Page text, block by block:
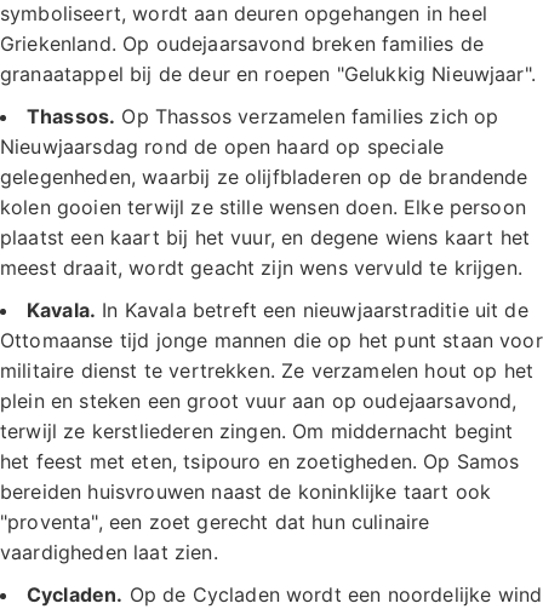
symboliseert, wordt aan deuren opgehangen in heel
Griekenland. Op oudejaarsavond breken families de
granaatappel bij de deur en roepen "Gelukkig Nieuwjaar".
Thassos. Op Thassos verzamelen families zich op
Nieuwjaarsdag rond de open haard op speciale
gelegenheden, waarbij ze olijfbladeren op de brandende
kolen gooien terwijl ze stille wensen doen. Elke persoon
plaatst een kaart bij het vuur, en degene wiens kaart het
meest draait, wordt geacht zijn wens vervuld te krijgen.
Kavala. In Kavala betreft een nieuwjaarstraditie uit de
Ottomaanse tijd jonge mannen die op het punt staan voor
militaire dienst te vertrekken. Ze verzamelen hout op het
plein en steken een groot vuur aan op oudejaarsavond,
terwijl ze kerstliederen zingen. Om middernacht begint
het feest met eten, tsipouro en zoetigheden. Op Samos
bereiden huisvrouwen naast de koninklijke taart ook
"proventa", een zoet gerecht dat hun culinaire
vaardigheden laat zien.
Cycladen. Op de Cycladen wordt een noordelijke wind